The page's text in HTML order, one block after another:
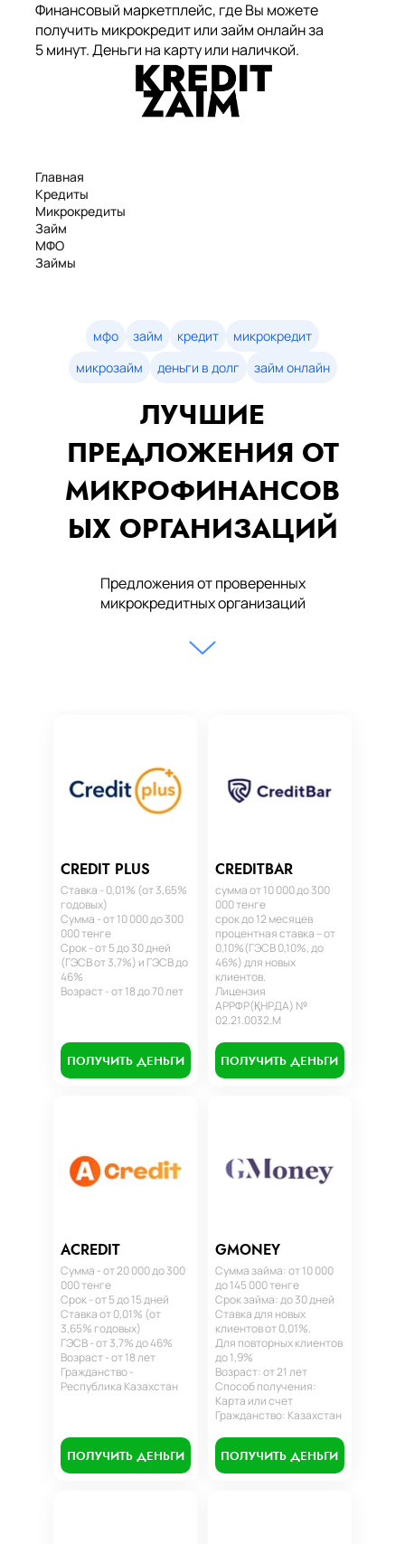
Финансовый маркетплейс, где Вы можете
получить микрокредит или займ онлайн за
5 минут. Деньги на карту или наличкой.
Главная
Кредиты
Микрокредиты
Займ
МФО
Займы
Займы онлайн
Денежные кредиты
мфо займ кредит
микрокредит
микрозайм
деньги в долг займ онлайн
ЛУЧШИЕ
ПРЕДЛОЖЕНИЯ ОТ
МИКРОФИНАНСОВ
ЫХ ОРГАНИЗАЦИЙ
Предложения от проверенных
микрокредитных организаций
CREDIT PLUS
Ставка - 0,01% (от 3,65%
годовых)
Сумма - от 10 000 до 300
000 тенге
Срок - от 5 до 30 дней
(ГЭСВ от 3,7%) и ГЭСВ до
46%
Возраст - от 18 до 70 лет
ПОЛУЧИТЬ ДЕНЬГИ
CREDITBAR
сумма от 10 000 до 300
000 тенге
срок до 12 месяцев
процентная ставка – от
0,10%(ГЭСВ 0,10%, до
46%) для новых
клиентов.
Лицензия
АРРФР(ҚНРДА) №
02.21.0032.М
ПОЛУЧИТЬ ДЕНЬГИ
ACREDIT
Сумма - от 20 000 до 300
000 тенге
Срок - от 5 до 15 дней
Ставка от 0,01% (от
3,65% годовых)
ГЭСВ - от 3,7% до 46%
Возраст - от 18 лет
Гражданство -
Республика Казахстан
ПОЛУЧИТЬ ДЕНЬГИ
GMONEY
Сумма займа: от 10 000
до 145 000 тенге
Срок займа: до 30 дней
Ставка для новых
клиентов от 0,01%.
Для повторных клиентов
до 1,9%
Возраст: от 21 лет
Способ получения:
Карта или счет
Гражданство: Казахстан
ПОЛУЧИТЬ ДЕНЬГИ